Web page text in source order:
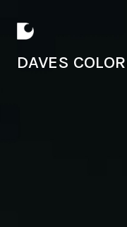
DAVES COLOR